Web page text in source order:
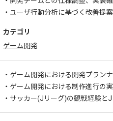
・ユーザ行動分析に基づく改善提案
カテゴリ
ゲーム開発
・ゲーム開発における開発プラン
・ゲーム開発における制作進行の
・サッカー(Jリーグ)の観戦経験と